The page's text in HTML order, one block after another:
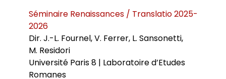
Séminaire Renaissances / Translatio 2025-
2026
Dir. J.-L. Fournel, V. Ferrer, L. Sansonetti,
M. Residori
Université Paris 8 | Laboratoire d’Etudes
Romanes